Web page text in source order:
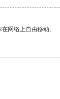
网络上自由移动。